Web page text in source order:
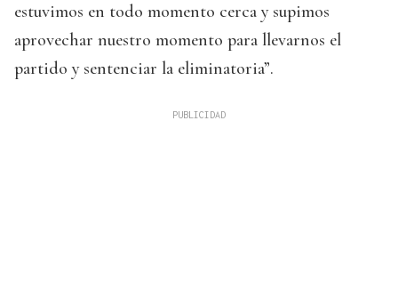
estuvimos en todo momento cerca y supimos
aprovechar nuestro momento para llevarnos el
partido y sentenciar la eliminatoria”.